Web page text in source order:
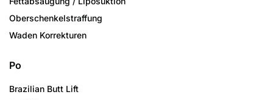
Oberschenkelstraffung
Waden Korrekturen
Po
Brazilian Butt Lift